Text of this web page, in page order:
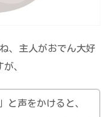
、主人がおでん大好
、
と声をかけると、